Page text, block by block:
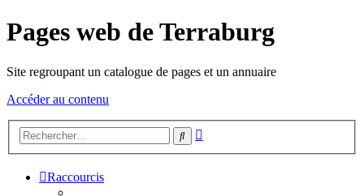
Pages web de Terraburg
Site regroupant un catalogue de pages et un annuaire
Accéder au contenu
Rechercher
Raccourcis